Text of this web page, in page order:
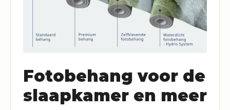
Fotobehang voor de
slaapkamer en meer